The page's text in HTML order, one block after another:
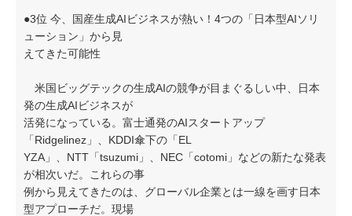
●3位 今、国産生成AIビジネスが熱い！4つの「日本型AIソリ
ューション」から見
えてきた可能性
米国ビッグテックの生成AIの競争が目まぐるしい中、日本
発の生成AIビジネスが
活発になっている。富士通発のAIスタートアップ
「Ridgelinez」、KDDI傘下の「EL
YZA」、NTT「tsuzumi」、NEC「cotomi」などの新たな発表
が相次いだ。これらの事
例から見えてきたのは、グローバル企業とは一線を画す日本
型アプローチだ。現場